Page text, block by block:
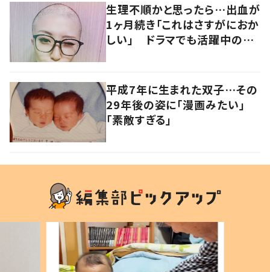
生理不順かと思ったら…出血が
1ヶ月続き「これはさすがにおか
しい」 ドラマでも活躍中の女
平成7年に生まれた双子…その
29年後の姿に「漫画みたい」
「素敵すぎる」